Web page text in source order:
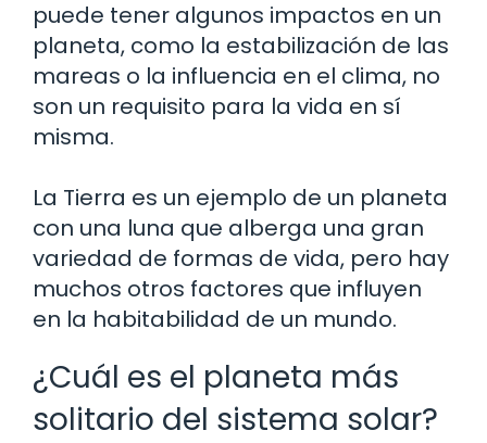
puede tener algunos impactos en un
planeta, como la estabilización de las
mareas o la influencia en el clima, no
son un requisito para la vida en sí
misma.
La Tierra es un ejemplo de un planeta
con una luna que alberga una gran
variedad de formas de vida, pero hay
muchos otros factores que influyen
en la habitabilidad de un mundo.
¿Cuál es el planeta más
solitario del sistema solar?